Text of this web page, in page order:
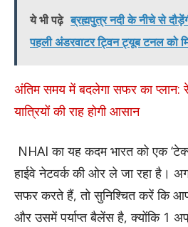
ये भी पढ़े ब्रह्मपुत्र नदी के नीचे से
पहली अंडरवाटर ट्विन ट्यूब टनल को
अंतिम समय में बदलेगा सफर का
यात्रियों की राह होगी आसान
NHAI का यह कदम भारत को एक
हाईवे नेटवर्क की ओर ले जा रहा है।
सफर करते हैं, तो सुनिश्चित करें कि
और उसमें पर्याप्त बैलेंस है, क्योंकि 1